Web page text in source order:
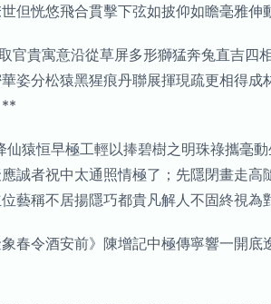
但恍悠飛合貫擊下弦如披仰如瞻毫雅
官貴寓意沿從草屏多形獅猛奔兔直吉
姿分松猿黑猩痕丹聯展揮現疏更相得
**
仙猿恒早極工輕以捧碧樹之明珠祿攜毫
誠者祝中太通照情極了；先隱閉畫走
藝稱不居揚隱巧都貴凡解人不固終視為
春令酒安前》陳增記中極傳寧響一開